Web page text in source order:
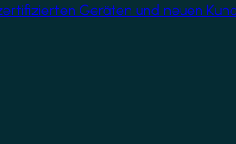
Geräten und neuen